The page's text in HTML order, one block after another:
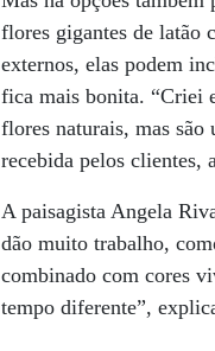
flores gigantes de latão
externos, elas podem
fica mais bonita. “Criei
flores naturais, mas
recebida pelos clientes,
A paisagista Angela
dão muito trabalho,
combinado com cores
tempo diferente”,